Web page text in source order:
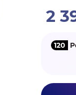
2
120